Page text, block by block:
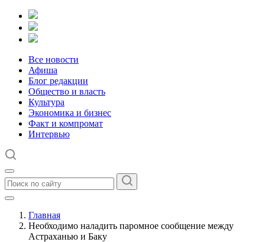
Все новости
Афиша
Блог редакции
Общество и власть
Культура
Экономика и бизнес
Факт и компромат
Интервью
Главная
Необходимо наладить паромное сообщение между
Астраханью и Баку